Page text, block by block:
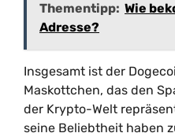
Thementipp: Wie
Adresse?
Insgesamt ist der
Maskottchen, das den
der Krypto-Welt
seine Beliebtheit haben